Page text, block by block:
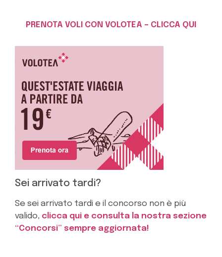
PRENOTA VOLI CON VOLOTEA – CLICCA QUI
Sei arrivato tardi?
Se sei arrivato tardi e il concorso non è più
valido, clicca qui e consulta la nostra sezione
“Concorsi” sempre aggiornata!